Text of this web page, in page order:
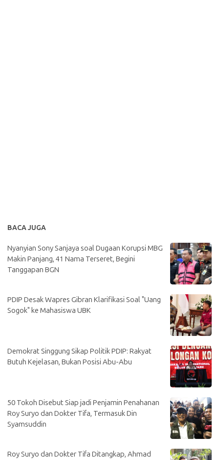
BACA JUGA
Nyanyian Sony Sanjaya soal Dugaan Korupsi MBG
Makin Panjang, 41 Nama Terseret, Begini
Tanggapan BGN
PDIP Desak Wapres Gibran Klarifikasi Soal "Uang
Sogok" ke Mahasiswa UBK
Demokrat Singgung Sikap Politik PDIP: Rakyat
Butuh Kejelasan, Bukan Posisi Abu-Abu
50 Tokoh Disebut Siap jadi Penjamin Penahanan
Roy Suryo dan Dokter Tifa, Termasuk Din
Syamsuddin
Roy Suryo dan Dokter Tifa Ditangkap, Ahmad